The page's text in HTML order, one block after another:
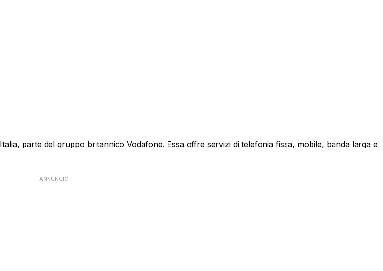
parte del gruppo britannico Vodafone. Essa offre servizi di telefonia fissa, mobile, banda larga e
ANNUNCIO